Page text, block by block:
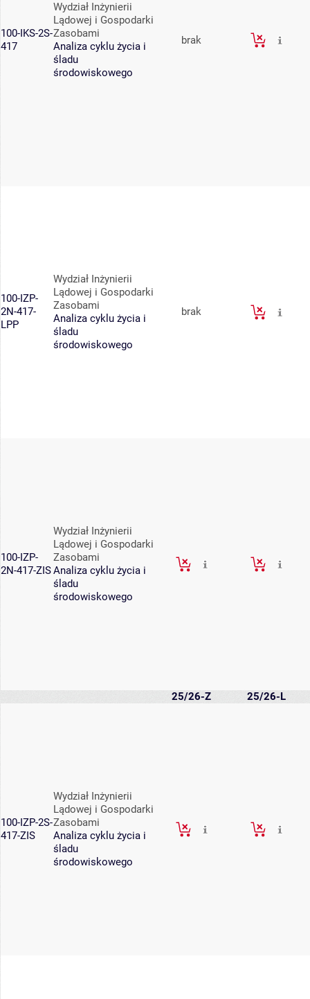
100-IKS-2S-
417
Wydział Inżynierii
Lądowej i Gospodarki
Zasobami
Analiza cyklu życia i
śladu
środowiskowego
brak
100-IZP-
2N-417-
LPP
Wydział Inżynierii
Lądowej i Gospodarki
Zasobami
Analiza cyklu życia i
śladu
środowiskowego
brak
100-IZP-
2N-417-ZIS
Wydział Inżynierii
Lądowej i Gospodarki
Zasobami
Analiza cyklu życia i
śladu
środowiskowego
25/26-Z 25/26-L
100-IZP-2S-
417-ZIS
Wydział Inżynierii
Lądowej i Gospodarki
Zasobami
Analiza cyklu życia i
śladu
środowiskowego